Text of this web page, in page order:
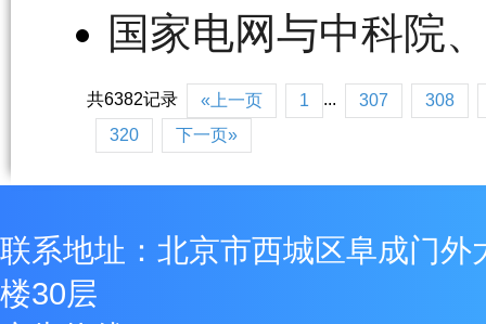
国家电网与中科院
共6382记录 «上一页 1 ... 307
308
320
下一页»
联系地址：北京市西城区阜成门外
楼30层